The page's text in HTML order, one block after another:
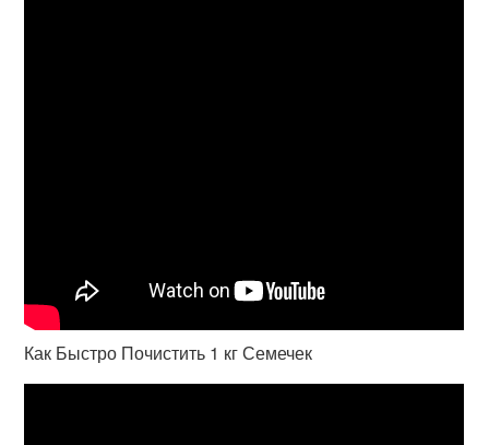
Как Быстро Почистить 1 кг Семечек